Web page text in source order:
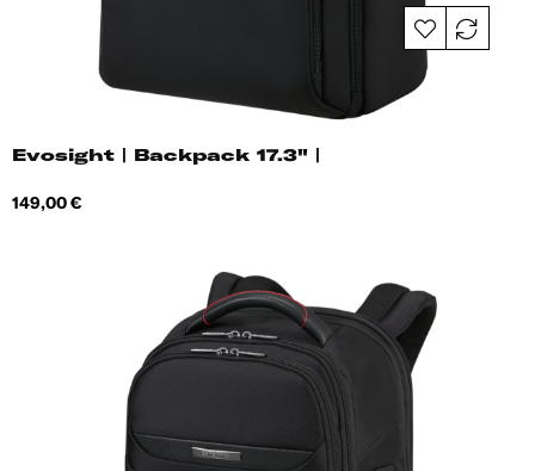
Evosight | Backpack 17.3" |
Hind
149,00 €